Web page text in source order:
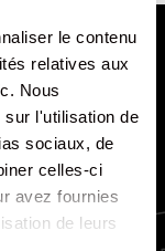
le contenu
relatives aux
Nous
sur l'utilisation de
sociaux, de
celles-ci
avez fournies
de leurs